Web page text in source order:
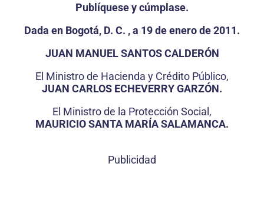
Publíquese y cúmplase.
Dada en Bogotá, D. C. , a 19 de enero de 2011.
JUAN MANUEL SANTOS CALDERÓN
El Ministro de Hacienda y Crédito Público,
JUAN CARLOS ECHEVERRY GARZÓN.
El Ministro de la Protección Social,
MAURICIO SANTA MARÍA SALAMANCA.
Publicidad